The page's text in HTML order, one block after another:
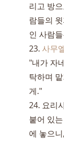
리고 방
람들의
인 사람
23. 사무
"내가 자
탁하며
게."
24. 요리
붙어 있
에 놓으니,